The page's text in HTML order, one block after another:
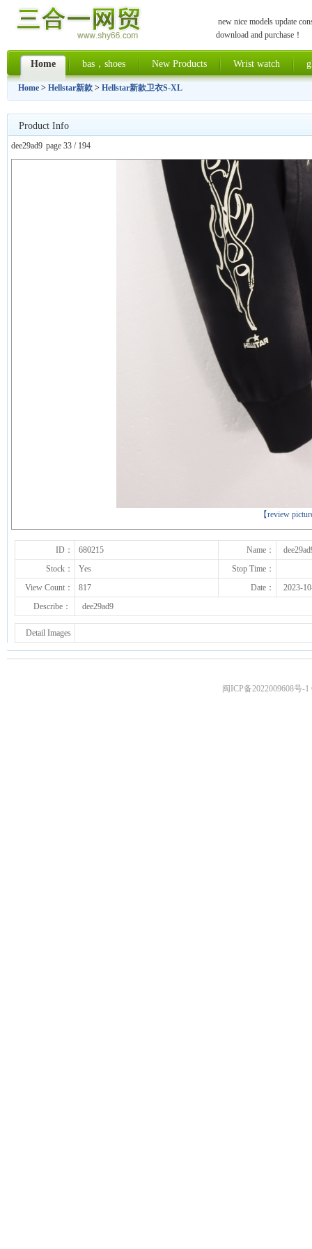
new nice models update
download and purchase！
Home bas，shoes New Products Wrist watch
Home > Hellstar新款 > Hellstar新款卫衣S-XL
Product Info
dee29ad9 page 33 / 194
【review
ID： 680215 Name：
Stock：
Yes
Stop Time：
View Count：
817 Date：
2023-
Describe：
dee29ad9
Detail Images
闽ICP备2022009608号-1